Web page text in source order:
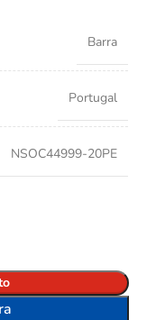
Barra
Portugal
NSOC44999-20PE